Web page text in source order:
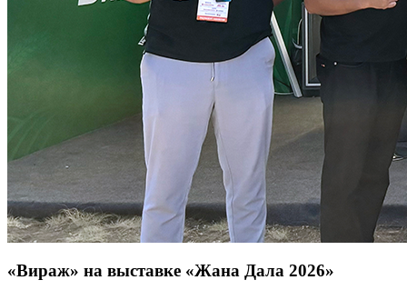
«Вираж» на выставке «Жана Дала 2026»